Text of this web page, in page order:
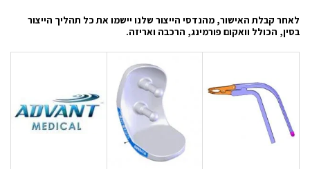
לאחר קבלת האישור, מהנדסי הייצור שלנו יישמו את כל תהליך הייצור
בסין, הכולל וואקום פורמינג, הרכבה ואריזה.